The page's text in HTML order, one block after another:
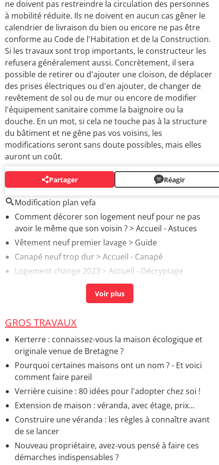
ne doivent pas restreindre la circulation des personnes
à mobilité réduite. Ils ne doivent en aucun cas gêner le
calendrier de livraison du bien ou encore ne pas être
conforme au Code de l'Habitation et de la Construction.
Si les travaux sont trop importants, le constructeur les
refusera généralement aussi. Concrètement, il sera
possible de retirer ou d'ajouter une cloison, de déplacer
des prises électriques ou d'en ajouter, de changer de
revêtement de sol ou de mur ou encore de modifier
l'équipement sanitaire comme la baignoire ou la
douche. En un mot, si cela ne touche pas à la structure
du bâtiment et ne gêne pas vos voisins, les
modifications seront sans doute possibles, mais elles
auront un coût.
Partager Réagir
AUTOUR DU MÊME SUJET
Modification plan vefa
Comment décorer son logement neuf pour ne pas
avoir le même que son voisin ?> Accueil - Astuces
Vêtement neuf premier lavage> Guide
Canapé neuf trop dur > Accueil - Canapé
Logement change 2023 > Accueil - Décryptage
Nettoyage carrelage neuf> Accueil - Entretenir les
revêtements murs et sols
GROS TRAVAUX
Kerterre : connaissez-vous la maison écologique et
originale venue de Bretagne ?
Pourquoi certaines maisons ont un nom ? - Et voici
comment faire pareil
Verrière cuisine : 80 idées pour l'adopter chez soi !
Extension de maison : véranda, avec étage, prix...
Construire une véranda : les règles à connaître avant
de se lancer
Nouveau propriétaire, avez-vous pensé à faire ces
démarches indispensables ?